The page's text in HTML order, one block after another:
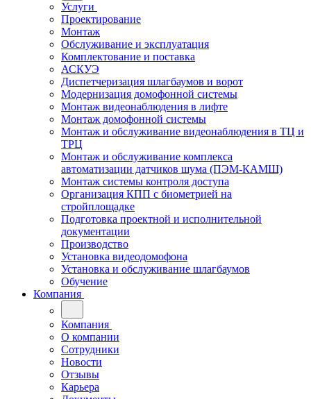
Услуги
Проектирование
Монтаж
Обслуживание и эксплуатация
Комплектование и поставка
АСКУЭ
Диспетчеризация шлагбаумов и ворот
Модернизация домофонной системы
Монтаж видеонаблюдения в лифте
Монтаж домофонной системы
Монтаж и обслуживание видеонаблюдения в ТЦ и
ТРЦ
Монтаж и обслуживание комплекса
автоматизации датчиков шума (ПЭМ-КАМШ)
Монтаж системы контроля доступа
Организация КПП с биометрией на
стройплощадке
Подготовка проектной и исполнительной
документации
Производство
Установка видеодомофона
Установка и обслуживание шлагбаумов
Обучение
Компания
Компания
О компании
Сотрудники
Новости
Отзывы
Карьера